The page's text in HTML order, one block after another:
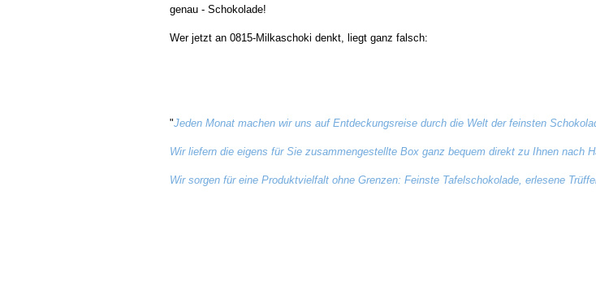
genau - Schokolade!
Wer jetzt an 0815-Milkaschoki denkt, liegt ganz falsch:
"Jeden Monat machen wir uns auf Entdeckungsreise durch die Welt der feinsten
Wir liefern die eigens für Sie zusammengestellte Box ganz bequem direkt zu Ihnen nach
Wir sorgen für eine Produktvielfalt ohne Grenzen: Feinste Tafelschokolade, erlesene